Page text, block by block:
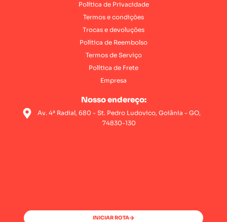
Política de Privacidade
Termos e condições
Trocas e devoluções
Política de Reembolso
Termos de Serviço
Política de Frete
Empresa
Nosso endereço:
Av. 4ª Radial, 680 - St. Pedro Ludovico, Goiânia - GO,
74830-130
INICIAR ROTA